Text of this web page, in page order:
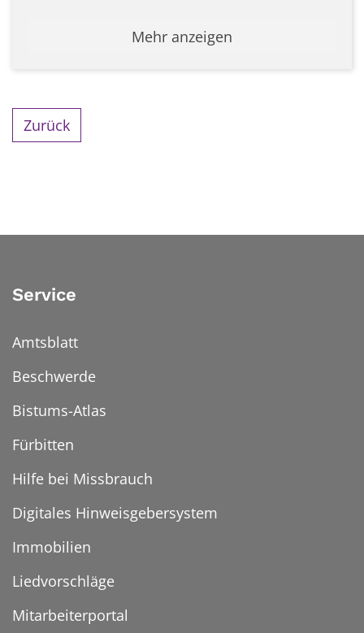
Mehr anzeigen
Zurück
Service
Amtsblatt
Beschwerde
Bistums-Atlas
Fürbitten
Hilfe bei Missbrauch
Digitales Hinweisgebersystem
Immobilien
Liedvorschläge
Mitarbeiterportal